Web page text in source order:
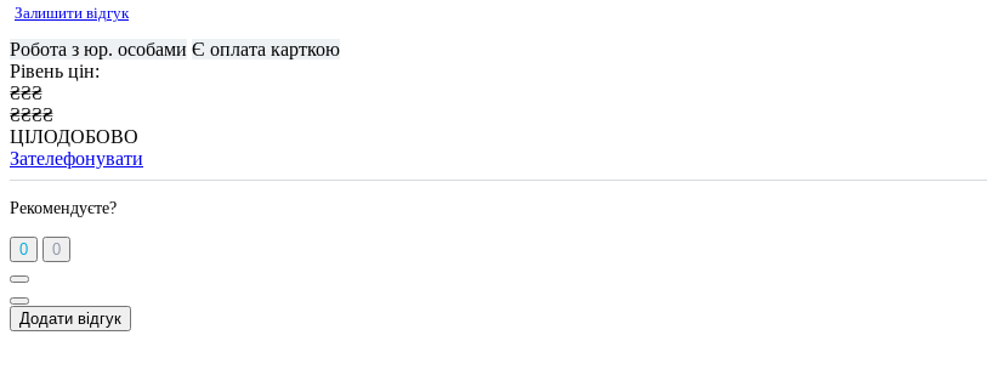
Залишити відгук
Робота з юр. особами Є оплата карткою
Рівень цін:
₴₴₴
₴₴₴₴
ЦІЛОДОБОВО
Зателефонувати
Рекомендуєте?
0 0
Додати відгук